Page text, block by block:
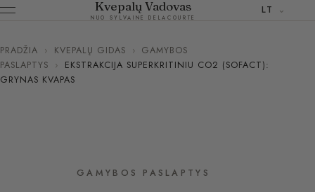
Kvepalų Vadovas
NUO SYLVAINE DELACOURTE
LT
PRADŽIA › KVEPALŲ GIDAS › GAMYBOS
PASLAPTYS
›
EKSTRAKCIJA SUPERKRITINIU CO2 (SOFACT):
GRYNAS KVAPAS
GAMYBOS PASLAPTYS